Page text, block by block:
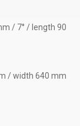
/ 7° / length 90
/ width 640 mm